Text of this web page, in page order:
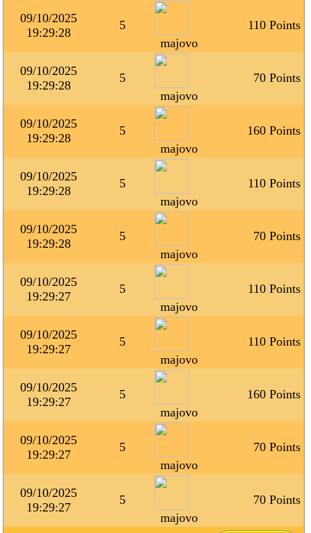
09/10/2025
19:29:28
5
majovo
110 Points
09/10/2025
19:29:28
5
majovo
70 Points
09/10/2025
19:29:28
5
majovo
160 Points
09/10/2025
19:29:28
5
majovo
110 Points
09/10/2025
19:29:28
5
majovo
70 Points
09/10/2025
19:29:27
5
majovo
110 Points
09/10/2025
19:29:27
5
majovo
110 Points
09/10/2025
19:29:27
5
majovo
160 Points
09/10/2025
19:29:27
5
majovo
70 Points
09/10/2025
19:29:27
5
majovo
70 Points